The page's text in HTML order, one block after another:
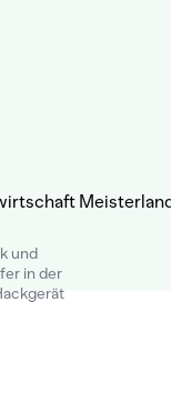
und
in der